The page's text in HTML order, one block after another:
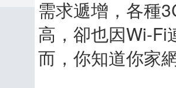
需求遞增，各種
高，卻也因Wi-Fi
而，你知道你家